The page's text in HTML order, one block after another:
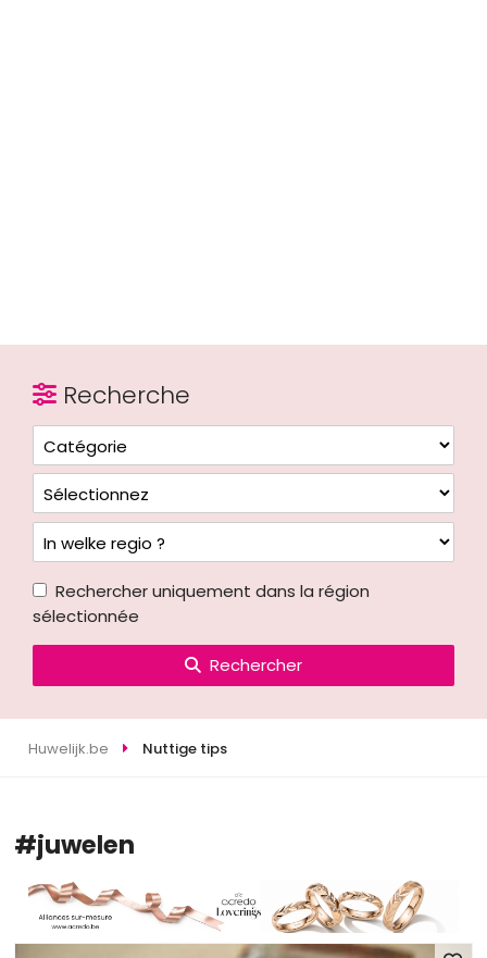
Recherche
Rechercher uniquement dans la région
sélectionnée
Rechercher
Huwelijk.be Nuttige tips
#juwelen